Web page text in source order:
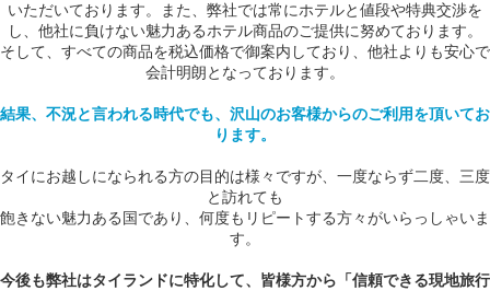
いただいております。また、弊社では常にホテルと値段や特典交渉を
し、他社に負けない魅力あるホテル商品のご提供に努めております。
そして、すべての商品を税込価格で御案内しており、他社よりも安心で
会計明朗となっております。
結果、不況と言われる時代でも、沢山のお客様からのご利用を頂いてお
ります。
タイにお越しになられる方の目的は様々ですが、一度ならず二度、三度
と訪れても
飽きない魅力ある国であり、何度もリピートする方々がいらっしゃいま
す。
今後も弊社はタイランドに特化して、皆様方から「信頼できる現地旅行